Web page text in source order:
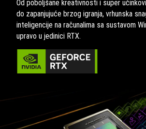
Od poboljšane kreativnosti i super
do zapanjujuće brzog igranja, vrhunska
inteligencije na računalima sa sustavom
upravo u jedinici RTX.